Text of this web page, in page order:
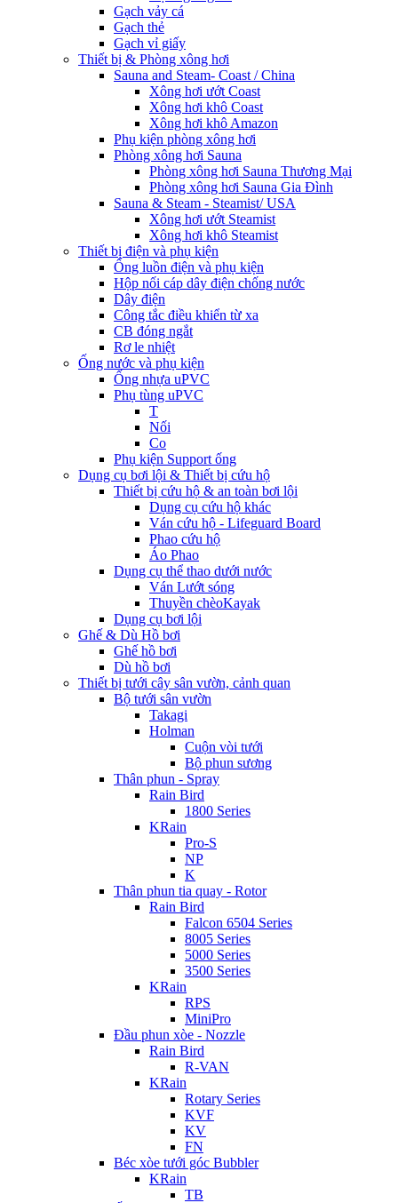
Gạch vảy cá
Gạch thẻ
Gạch vỉ giấy
Thiết bị & Phòng xông hơi
Sauna and Steam- Coast / China
Xông hơi ướt Coast
Xông hơi khô Coast
Xông hơi khô Amazon
Phụ kiện phòng xông hơi
Phòng xông hơi Sauna
Phòng xông hơi Sauna Thương Mại
Phòng xông hơi Sauna Gia Đình
Sauna & Steam - Steamist/ USA
Xông hơi ướt Steamist
Xông hơi khô Steamist
Thiết bị điện và phụ kiện
Ống luồn điện và phụ kiện
Hộp nối cáp dây điện chống nước
Dây điện
Công tắc điều khiển từ xa
CB đóng ngắt
Rơ le nhiệt
Ống nước và phụ kiện
Ống nhựa uPVC
Phụ tùng uPVC
T
Nối
Co
Phụ kiện Support ống
Dụng cụ bơi lội & Thiết bị cứu hộ
Thiết bị cứu hộ & an toàn bơi lội
Dụng cụ cứu hộ khác
Ván cứu hộ - Lifeguard Board
Phao cứu hộ
Áo Phao
Dụng cụ thể thao dưới nước
Ván Lướt sóng
Thuyền chèoKayak
Dụng cụ bơi lội
Ghế & Dù Hồ bơi
Ghế hồ bơi
Dù hồ bơi
Thiết bị tưới cây sân vườn, cảnh quan
Bộ tưới sân vườn
Takagi
Holman
Cuộn vòi tưới
Bộ phun sương
Thân phun - Spray
Rain Bird
1800 Series
KRain
Pro-S
NP
K
Thân phun tia quay - Rotor
Rain Bird
Falcon 6504 Series
8005 Series
5000 Series
3500 Series
KRain
RPS
MiniPro
Đầu phun xòe - Nozzle
Rain Bird
R-VAN
KRain
Rotary Series
KVF
KV
FN
Béc xòe tưới góc Bubbler
KRain
TB